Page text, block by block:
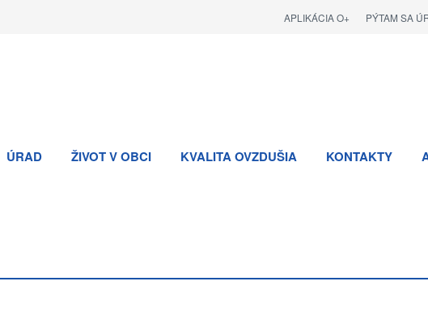
PÝTAM SA
APLIKÁCIA O+
ÚRAD ŽIVOT V OBCI KVALITA OVZDUŠIA KONTAKTY